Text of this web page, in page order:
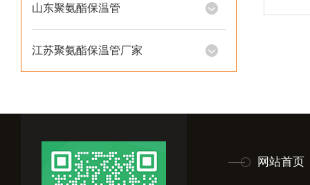
山东聚氨酯保温管
江苏聚氨酯保温管厂家
网站首页